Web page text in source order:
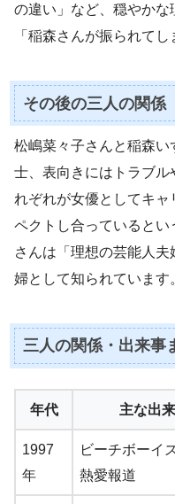
の違い」など、穏やかな
「稲森さんが振られて
その後の三人の関係
松嶋菜々子さんと稲森い
士、表向きにはトラブ
れぞれが女優としてキ
ペクトし合っていると
さんは「理想の芸能人
婦として知られています
三人の関係・出来事
年代 主な出
1997
年
ビーチボーイ
熱愛報道